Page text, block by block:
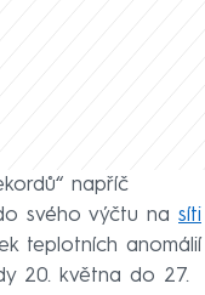
napříč
svého výčtu na síti
teplotních anomálií
20. května do 27.